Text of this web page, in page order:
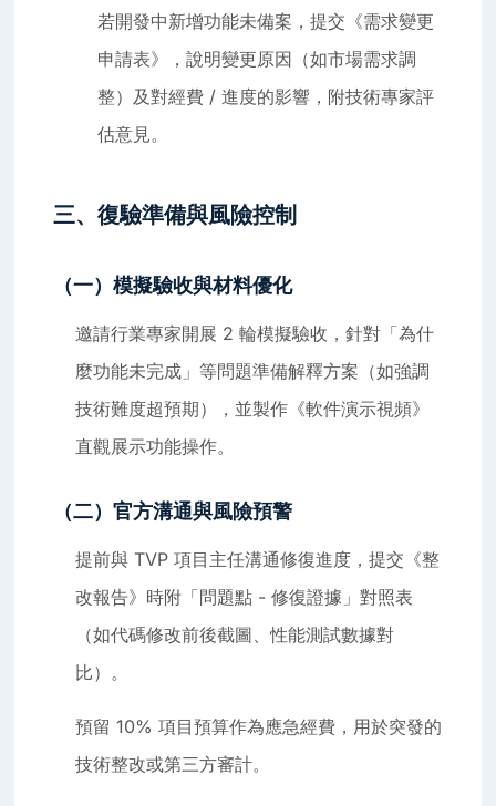
若開發中新增功能未備案，提交《需求變更
申請表》，說明變更原因（如市場需求調
整）及對經費 / 進度的影響，附技術專家評
估意見。
三、復驗準備與風險控制
（一）模擬驗收與材料優化
邀請行業專家開展 2 輪模擬驗收，針對「為什
麼功能未完成」等問題準備解釋方案（如強調
技術難度超預期），並製作《軟件演示視頻》
直觀展示功能操作。
（二）官方溝通與風險預警
提前與 TVP 項目主任溝通修復進度，提交《整
改報告》時附「問題點 - 修復證據」對照表
（如代碼修改前後截圖、性能測試數據對
比）。
預留 10% 項目預算作為應急經費，用於突發的
技術整改或第三方審計。